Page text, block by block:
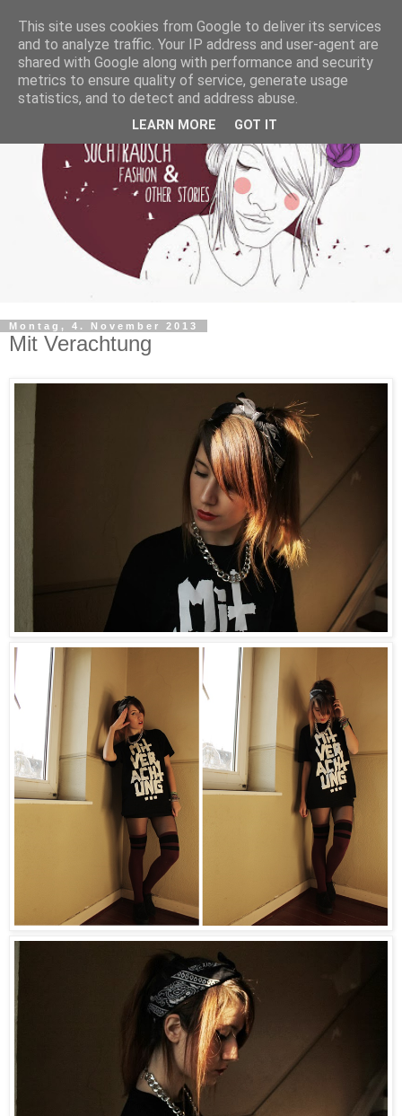
Montag, 4. November 2013
Mit Verachtung
This site uses cookies from Google to deliver its services
and to analyze traffic. Your IP address and user-agent are
shared with Google along with performance and security
metrics to ensure quality of service, generate usage
statistics, and to detect and address abuse.
LEARN MORE GOT IT